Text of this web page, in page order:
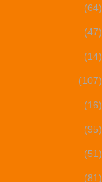
(64)
(47)
(14)
(107)
(16)
(95)
(51)
(81)